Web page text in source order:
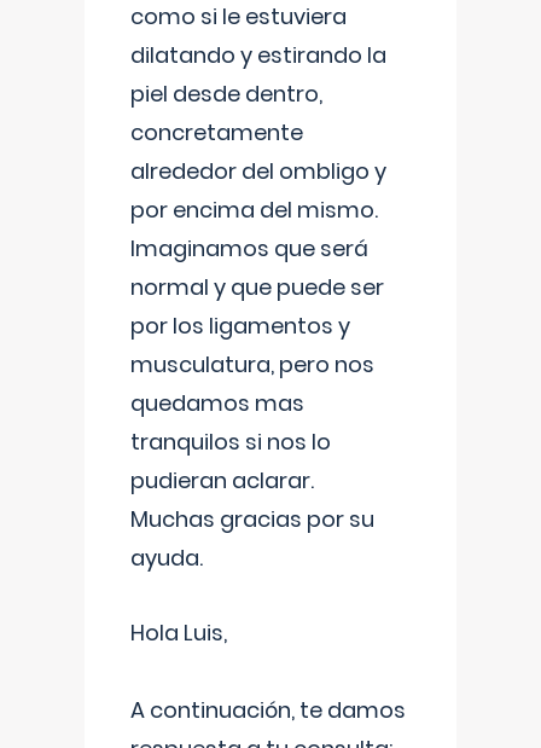
como si le estuviera
dilatando y estirando la
piel desde dentro,
concretamente
alrededor del ombligo y
por encima del mismo.
Imaginamos que será
normal y que puede ser
por los ligamentos y
musculatura, pero nos
quedamos mas
tranquilos si nos lo
pudieran aclarar.
Muchas gracias por su
ayuda.
Hola Luis,
A continuación, te damos